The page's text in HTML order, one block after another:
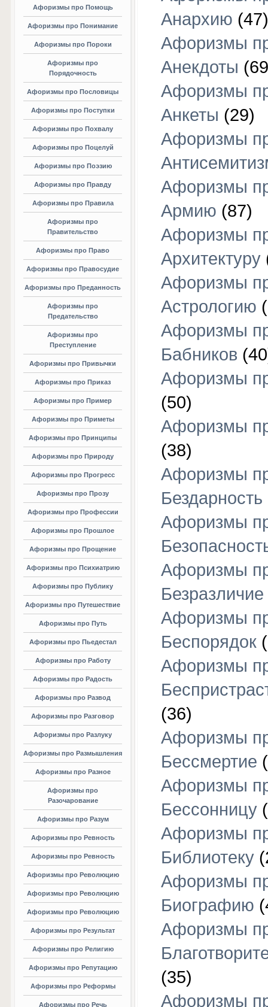
Афоризмы про Помощь
Афоризмы про Понимание
Афоризмы про Пороки
Афоризмы про
Порядочность
Афоризмы про Пословицы
Афоризмы про Поступки
Афоризмы про Похвалу
Афоризмы про Поцелуй
Афоризмы про Поэзию
Афоризмы про Правду
Афоризмы про Правила
Афоризмы про
Правительство
Афоризмы про Право
Афоризмы про Правосудие
Афоризмы про Преданность
Афоризмы про
Предательство
Афоризмы про
Преступление
Афоризмы про Привычки
Афоризмы про Приказ
Афоризмы про Пример
Афоризмы про Приметы
Афоризмы про Принципы
Афоризмы про Природу
Афоризмы про Прогресс
Афоризмы про Прозу
Афоризмы про Профессии
Афоризмы про Прошлое
Афоризмы про Прощение
Афоризмы про Психиатрию
Афоризмы про Публику
Афоризмы про Путешествие
Афоризмы про Путь
Афоризмы про Пьедестал
Афоризмы про Работу
Афоризмы про Радость
Афоризмы про Развод
Афоризмы про Разговор
Афоризмы про Разлуку
Афоризмы про Размышления
Афоризмы про Разное
Афоризмы про
Разочарование
Афоризмы про Разум
Афоризмы про Ревность
Афоризмы про Ревность
Афоризмы про Революцию
Афоризмы про Революцию
Афоризмы про Революцию
Афоризмы про Результат
Афоризмы про Религию
Афоризмы про Репутацию
Афоризмы про Реформы
Афоризмы про Речь
Анархию (47)
Афоризмы
Анекдоты
Афоризмы
Анкеты (29)
Афоризмы
Афоризмы
Армию (87)
Афоризмы
Архитектуру
Афоризмы
Астрологию
Афоризмы
Бабников
Афоризмы
(50)
Афоризмы
(38)
Афоризмы
Бездарность
Афоризмы
Афоризмы
Безразличие
Афоризмы
Беспорядок
Афоризмы
(36)
Афоризмы
Бессмертие
Афоризмы
Бессонницу
Афоризмы
Библиотеку
Афоризмы
Биографию
Афоризмы
(35)
Афоризмы